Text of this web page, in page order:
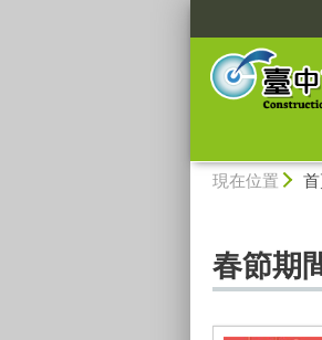
現在位置
春節期